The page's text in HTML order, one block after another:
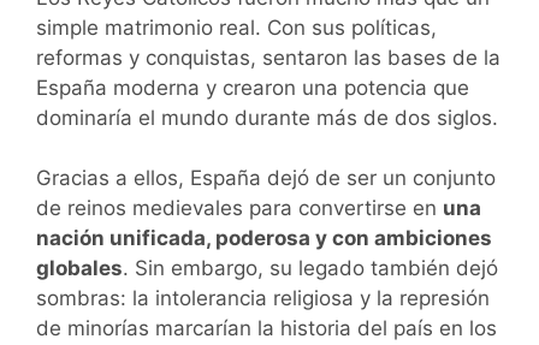
simple matrimonio real. Con sus políticas,
reformas y conquistas, sentaron las bases de la
España moderna y crearon una potencia que
dominaría el mundo durante más de dos siglos.
Gracias a ellos, España dejó de ser un conjunto
de reinos medievales para convertirse en una
nación unificada, poderosa y con ambiciones
globales. Sin embargo, su legado también dejó
sombras: la intolerancia religiosa y la represión
de minorías marcarían la historia del país en los